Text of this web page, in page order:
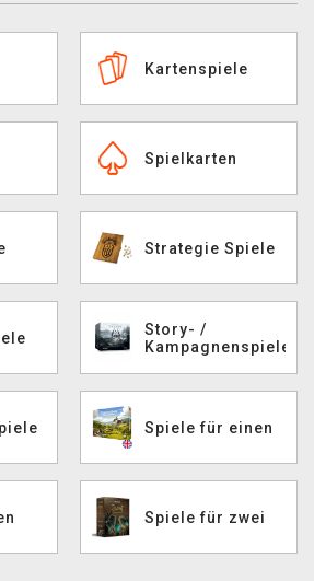
Kartenspiele
Spielkarten
Strategie Spiele
Story- /
Kampagnenspiele
Spiele für einen
Spiele für zwei